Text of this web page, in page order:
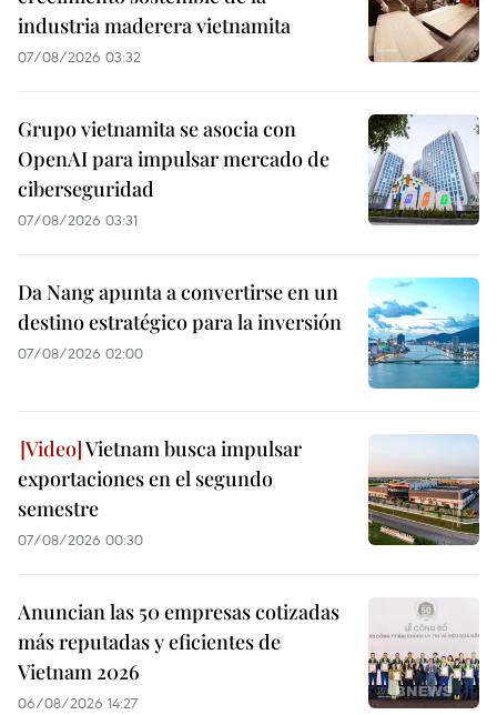
industria maderera vietnamita
07/08/2026 03:32
Grupo vietnamita se asocia con
OpenAI para impulsar mercado de
ciberseguridad
07/08/2026 03:31
Da Nang apunta a convertirse en un
destino estratégico para la inversión
07/08/2026 02:00
Vietnam busca impulsar
exportaciones en el segundo
semestre
07/08/2026 00:30
Anuncian las 50 empresas cotizadas
más reputadas y eficientes de
Vietnam 2026
06/08/2026 14:27